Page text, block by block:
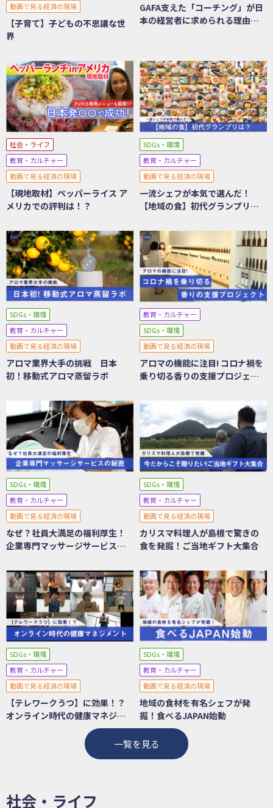
動画で見る経済の現場
【子育て】子どもの不思議な世
界
GAFA支えた「コーチング」が日
本の経営者に求められる理由と
社会・ライフ
教育・カルチャー
動画で見る経済の現場
【現地取材】ペッパーライス ア
メリカでの評判は！？
SDGs・環境
教育・カルチャー
動画で見る経済の現場
一流シェフが本気で選んだ！
【地域の食】初代グランプリ
SDGs・環境
教育・カルチャー
動画で見る経済の現場
アロマ業界大手の挑戦 日本
初！移動式アロマ蒸留ラボ
教育・カルチャー
SDGs・環境
動画で見る経済の現場
アロマの機能に注目! コロナ禍を
乗り切る香りの支援プロジェク
SDGs・環境
教育・カルチャー
動画で見る経済の現場
なぜ？社員大満足の福利厚生！
企業専門マッサージサービスの
SDGs・環境
教育・カルチャー
動画で見る経済の現場
カリスマ料理人が島根で驚きの
食を発掘！ご当地ギフト大集合
SDGs・環境
教育・カルチャー
動画で見る経済の現場
【テレワークうつ】に効果！？
オンライン時代の健康マネジメ
SDGs・環境
教育・カルチャー
動画で見る経済の現場
地域の食材を有名シェフが発
掘！食べるJAPAN始動
一覧を見る
社会・ライフ